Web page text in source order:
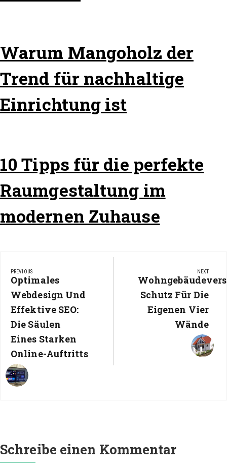
Warum Mangoholz der
Trend für nachhaltige
Einrichtung ist
10 Tipps für die perfekte
Raumgestaltung im
modernen Zuhause
Beitragsnavigation
PREVIOUS
Previous
Post:
Optimales
Webdesign Und
Effektive SEO:
Die Säulen
Eines Starken
Online-Auftritts
NEXT
Next
Post:
Schutz Für Die
Eigenen Vier
Wände
Schreibe einen Kommentar